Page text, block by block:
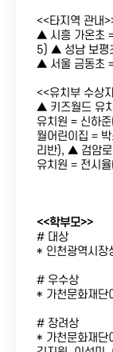
<<타지역 관내
▲ 시흥 가온초
5) ▲ 성남 보평
▲ 서울 금동초
<<유치부 수상
▲ 키즈월드 유
유치원 = 신하
월어린이집 =
리반), ▲ 검암
유치원 = 전시
<<학부모>>
# 대상
* 인천광역시장
# 우수상
* 가천문화재단
# 장려상
* 가천문화재단